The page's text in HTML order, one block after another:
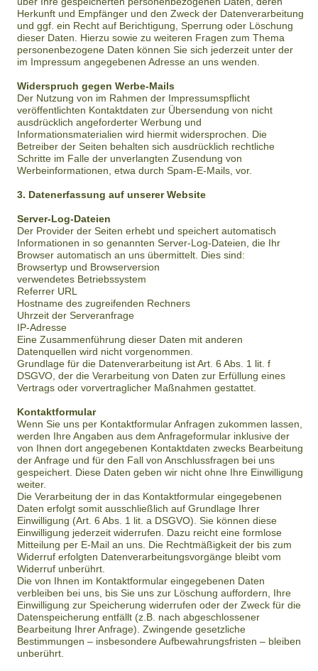
Herkunft und Empfänger und den Zweck der Datenverarbeitung
und ggf. ein Recht auf Berichtigung, Sperrung oder Löschung
dieser Daten. Hierzu sowie zu weiteren Fragen zum Thema
personenbezogene Daten können Sie sich jederzeit unter der
im Impressum angegebenen Adresse an uns wenden.
Widerspruch gegen Werbe-Mails
Der Nutzung von im Rahmen der Impressumspflicht
veröffentlichten Kontaktdaten zur Übersendung von nicht
ausdrücklich angeforderter Werbung und
Informationsmaterialien wird hiermit widersprochen. Die
Betreiber der Seiten behalten sich ausdrücklich rechtliche
Schritte im Falle der unverlangten Zusendung von
Werbeinformationen, etwa durch Spam-E-Mails, vor.
3. Datenerfassung auf unserer Website
Server-Log-Dateien
Der Provider der Seiten erhebt und speichert automatisch
Informationen in so genannten Server-Log-Dateien, die Ihr
Browser automatisch an uns übermittelt. Dies sind:
Browsertyp und Browserversion
verwendetes Betriebssystem
Referrer URL
Hostname des zugreifenden Rechners
Uhrzeit der Serveranfrage
IP-Adresse
Eine Zusammenführung dieser Daten mit anderen
Datenquellen wird nicht vorgenommen.
Grundlage für die Datenverarbeitung ist Art. 6 Abs. 1 lit. f
DSGVO, der die Verarbeitung von Daten zur Erfüllung eines
Vertrags oder vorvertraglicher Maßnahmen gestattet.
Kontaktformular
Wenn Sie uns per Kontaktformular Anfragen zukommen lassen,
werden Ihre Angaben aus dem Anfrageformular inklusive der
von Ihnen dort angegebenen Kontaktdaten zwecks Bearbeitung
der Anfrage und für den Fall von Anschlussfragen bei uns
gespeichert. Diese Daten geben wir nicht ohne Ihre Einwilligung
weiter.
Die Verarbeitung der in das Kontaktformular eingegebenen
Daten erfolgt somit ausschließlich auf Grundlage Ihrer
Einwilligung (Art. 6 Abs. 1 lit. a DSGVO). Sie können diese
Einwilligung jederzeit widerrufen. Dazu reicht eine formlose
Mitteilung per E-Mail an uns. Die Rechtmäßigkeit der bis zum
Widerruf erfolgten Datenverarbeitungsvorgänge bleibt vom
Widerruf unberührt.
Die von Ihnen im Kontaktformular eingegebenen Daten
verbleiben bei uns, bis Sie uns zur Löschung auffordern, Ihre
Einwilligung zur Speicherung widerrufen oder der Zweck für die
Datenspeicherung entfällt (z.B. nach abgeschlossener
Bearbeitung Ihrer Anfrage). Zwingende gesetzliche
Bestimmungen – insbesondere Aufbewahrungsfristen – bleiben
unberührt.